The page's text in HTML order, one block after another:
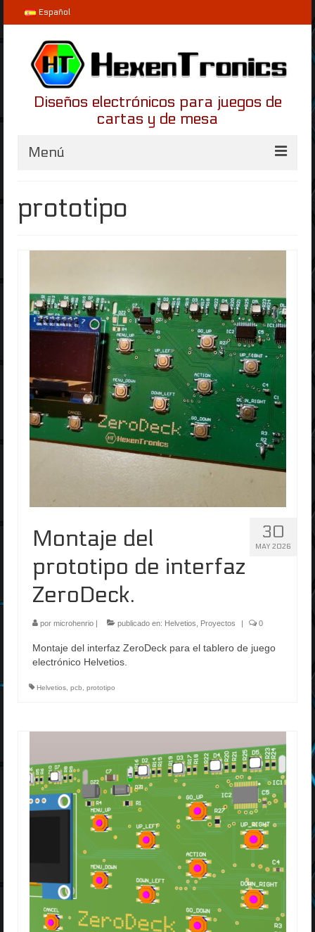
Español
Diseños electrónicos para juegos de
cartas y de mesa
Menú
Proyectos
LifeLinker
Blog
prototipo
30
MAY 2026
Montaje del
prototipo de interfaz
ZeroDeck.
por microhenrio publicado en: Helvetios, Proyectos 0
Montaje del interfaz ZeroDeck para el tablero de juego
electrónico Helvetios.
Helvetios, pcb, prototipo